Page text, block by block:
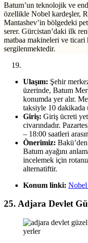
Batum’un teknolojik ve
özellikle Nobel kardeşler,
Mantashev’in bölgedeki
serer. Gürcistan’daki ilk
matbaa makineleri ve ticari
sergilenmektedir.
Ulaşım: Şehir
üzerinde, Batum
konumda yer alır.
taksiyle 10 dakikada
Giriş: Giriş ücreti
civarındadır.
– 18:00 saatleri
Önerimiz:
Batum ayağını
incelemek için
alternatiftir.
Konum linki:
25. Adjara Devlet